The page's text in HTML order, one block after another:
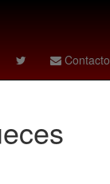
Contacto